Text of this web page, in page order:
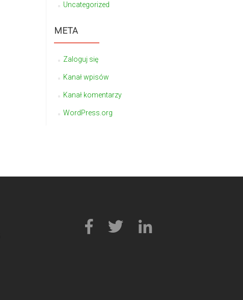
Uncategorized
META
Zaloguj się
Kanał wpisów
Kanał komentarzy
WordPress.org
Link
do
Link
do
Link